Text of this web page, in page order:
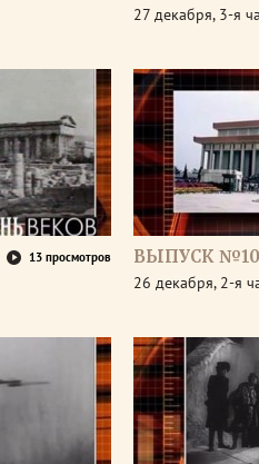
27 декабря, 3-я
13 просмотров ВЫПУСК
26 декабря, 2-я